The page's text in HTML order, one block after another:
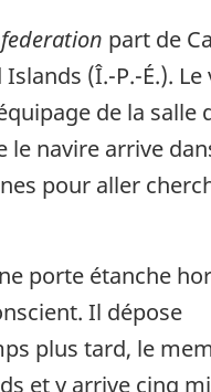
part de
(Î.-P.-É.). Le
de la salle
navire arrive
pour aller
porte étanche
Il dépose
plus tard, le
et y arrive cinq